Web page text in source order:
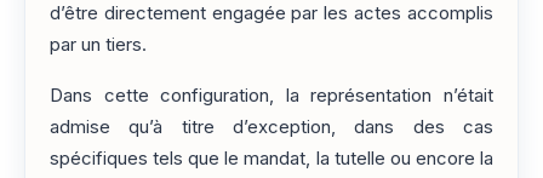
d’être directement engagée par les actes accomplis
par un tiers.
Dans cette configuration, la représentation n’était
admise qu’à titre d’exception, dans des cas
spécifiques tels que le mandat, la tutelle ou encore la